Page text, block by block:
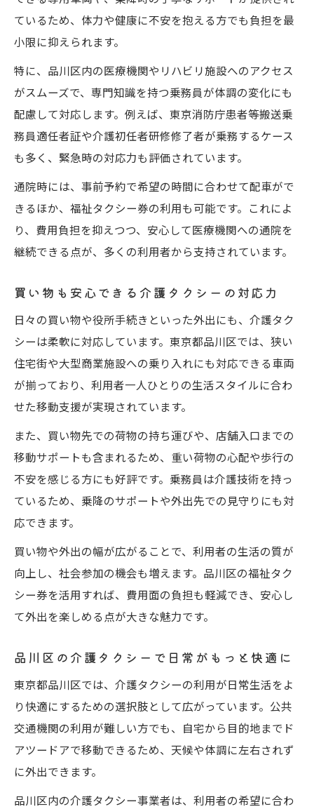
ているため、体力や健康に不安を抱える方でも負担を最
小限に抑えられます。
特に、品川区内の医療機関やリハビリ施設へのアクセス
がスムーズで、専門知識を持つ乗務員が体調の変化にも
配慮して対応します。例えば、東京消防庁患者等搬送乗
務員適任者証や介護初任者研修修了者が乗務するケース
も多く、緊急時の対応力も評価されています。
通院時には、事前予約で希望の時間に合わせて配車がで
きるほか、福祉タクシー券の利用も可能です。これによ
り、費用負担を抑えつつ、安心して医療機関への通院を
継続できる点が、多くの利用者から支持されています。
買い物も安心できる介護タクシーの対応力
日々の買い物や役所手続きといった外出にも、介護タク
シーは柔軟に対応しています。東京都品川区では、狭い
住宅街や大型商業施設への乗り入れにも対応できる車両
が揃っており、利用者一人ひとりの生活スタイルに合わ
せた移動支援が実現されています。
また、買い物先での荷物の持ち運びや、店舗入口までの
移動サポートも含まれるため、重い荷物の心配や歩行の
不安を感じる方にも好評です。乗務員は介護技術を持っ
ているため、乗降のサポートや外出先での見守りにも対
応できます。
買い物や外出の幅が広がることで、利用者の生活の質が
向上し、社会参加の機会も増えます。品川区の福祉タク
シー券を活用すれば、費用面の負担も軽減でき、安心し
て外出を楽しめる点が大きな魅力です。
品川区の介護タクシーで日常がもっと快適に
東京都品川区では、介護タクシーの利用が日常生活をよ
り快適にするための選択肢として広がっています。公共
交通機関の利用が難しい方でも、自宅から目的地までド
アツードアで移動できるため、天候や体調に左右されず
に外出できます。
品川区内の介護タクシー事業者は、利用者の希望に合わ